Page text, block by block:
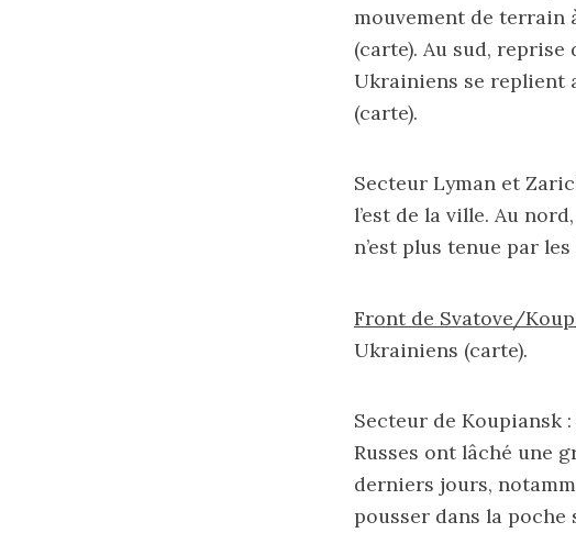
mouvement de terrain
(carte). Au sud, reprise
Ukrainiens se replient
(carte).
Secteur Lyman et
l’est de la ville. Au
n’est plus tenue par
Front de Svatove/
Ukrainiens (carte).
Secteur de Koupiansk
Russes ont lâché une
derniers jours,
pousser dans la poche